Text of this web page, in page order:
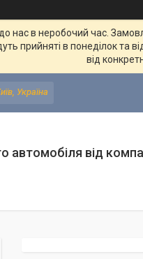
нас в неробочий час.
прийняті в понеділок та
від
Україна
автомобіля від